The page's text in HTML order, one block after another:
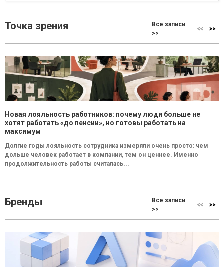
Точка зрения
Все записи
>>
Новая лояльность работников: почему люди больше не
хотят работать «до пенсии», но готовы работать на
максимум
Долгие годы лояльность сотрудника измеряли очень просто: чем
дольше человек работает в компании, тем он ценнее. Именно
продолжительность работы считалась...
Бренды
Все записи
>>